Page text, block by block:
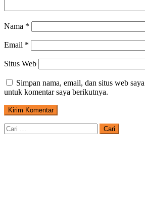
Nama *
Email *
Situs Web
Simpan nama, email, dan situs web
untuk komentar saya berikutnya.
Cari
untuk: